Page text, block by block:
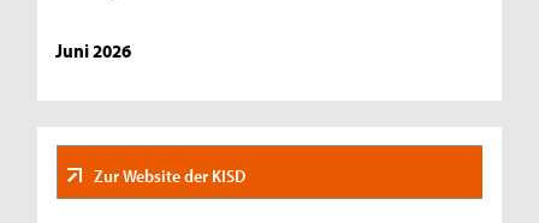
Juni 2026
Zur Website der KISD